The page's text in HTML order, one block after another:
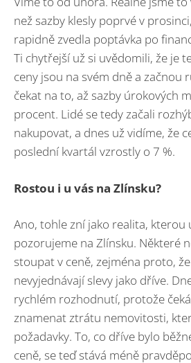
než sazby klesly poprvé v
rapidně zvedla poptávka po
Ti chytřejší už si uvědomili, že je
ceny jsou na svém dně a začnou
čekat na to, až sazby úrokových
procent. Lidé se tedy začali
nakupovat, a dnes už vidíme, že
poslední kvartál vzrostly o 7 %.
Rostou i u vás na Zlínsku?
Ano, tohle zní jako realita, kterou
pozorujeme na Zlínsku. Některé
stoupat v ceně, zejména proto,
nevyjednávají slevy jako dříve.
rychlém rozhodnutí, protože
znamenat ztrátu nemovitosti,
požadavky. To, co dříve bylo
ceně, se teď stává méně